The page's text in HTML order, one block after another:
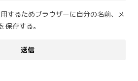
するためブラウザーに自分の名前、メ
保存する。